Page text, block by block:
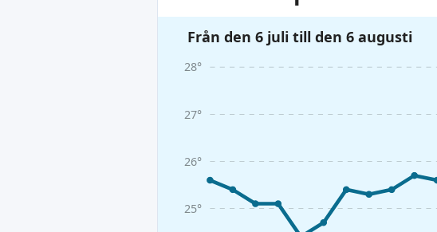
Från den 6 juli till den 6 augusti
25°
26°
27°
28°